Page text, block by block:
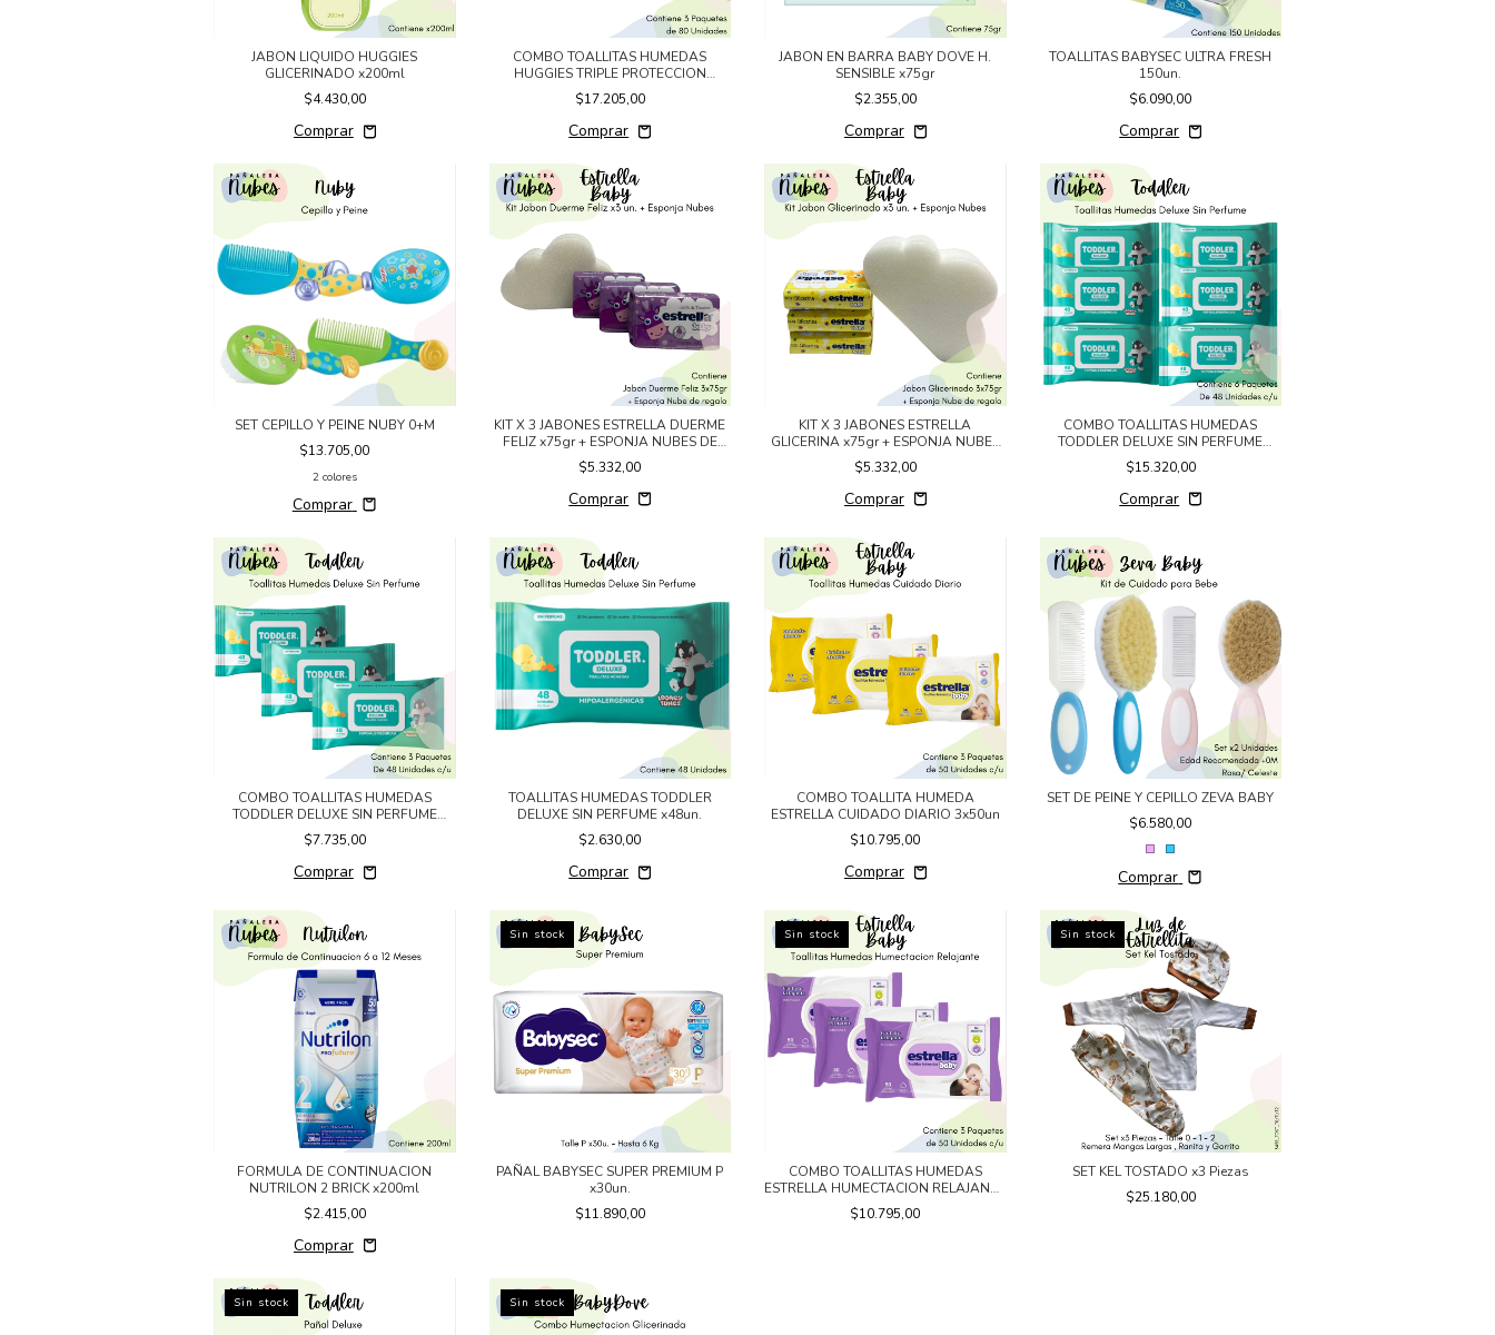
JABON LIQUIDO HUGGIES
GLICERINADO x200ml
$4.430,00
COMBO TOALLITAS HUMEDAS
HUGGIES TRIPLE PROTECCION
3x80un.
$17.205,00
JABON EN BARRA BABY DOVE H.
SENSIBLE x75gr
$2.355,00
TOALLITAS BABYSEC ULTRA FRESH
150un.
$6.090,00
SET CEPILLO Y PEINE NUBY 0+M
$13.705,00
2 colores
Comprar
KIT X 3 JABONES ESTRELLA DUERME
FELIZ x75gr + ESPONJA NUBES DE
REGALO
$5.332,00
KIT X 3 JABONES ESTRELLA
GLICERINA x75gr + ESPONJA NUBES
DE REGALO
$5.332,00
COMBO TOALLITAS HUMEDAS
TODDLER DELUXE SIN PERFUME
6x48un
$15.320,00
COMBO TOALLITAS HUMEDAS
TODDLER DELUXE SIN PERFUME
3x48un.
$7.735,00
TOALLITAS HUMEDAS TODDLER
DELUXE SIN PERFUME x48un.
$2.630,00
COMBO TOALLITA HUMEDA
ESTRELLA CUIDADO DIARIO 3x50un
$10.795,00
SET DE PEINE Y CEPILLO ZEVA BABY
$6.580,00
Comprar
FORMULA DE CONTINUACION
NUTRILON 2 BRICK x200ml
$2.415,00
Sin stock
PAÑAL BABYSEC SUPER PREMIUM P
x30un.
$11.890,00
Sin stock
COMBO TOALLITAS HUMEDAS
ESTRELLA HUMECTACION RELAJANTE
3x50un.
$10.795,00
Sin stock
SET KEL TOSTADO x3 Piezas
$25.180,00
Sin stock Sin stock